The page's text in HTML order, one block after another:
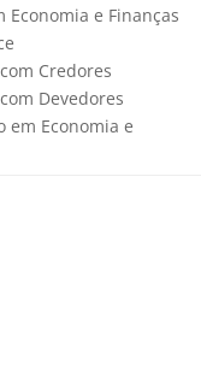
Economia e Finanças
Credores
Devedores
em Economia e